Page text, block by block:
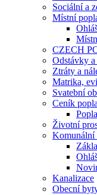
Sociální a
Místní
CZECH
Odstávky
Ztráty a
Matrika,
Svatební
Ceník
Životní
Komunální
Kanalizace
Obecní